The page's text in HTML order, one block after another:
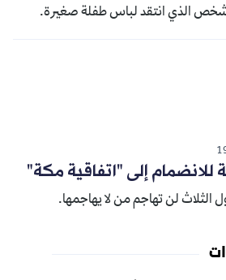
الذي انتقد لباس طفلة صغيرة.
إلى "اتفاقية مكة"
الثلاث لن تهاجم من لا يهاجمها.